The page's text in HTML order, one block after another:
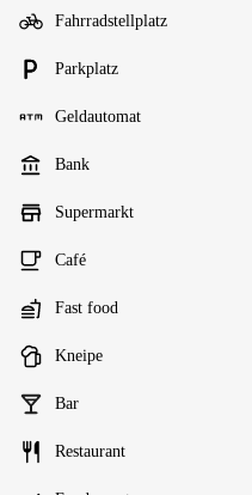
Fahrradstellplatz
Parkplatz
Geldautomat
Bank
Supermarkt
Café
Fast food
Kneipe
Bar
Restaurant